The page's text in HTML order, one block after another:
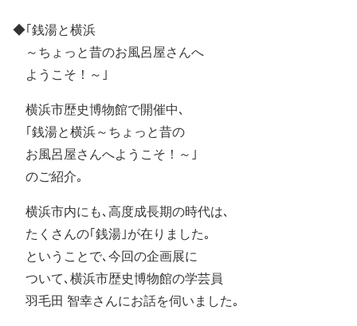
◆｢銭湯と横浜
～ちょっと昔のお風呂屋さんへ
ようこそ！～｣
横浜市歴史博物館で開催中､
｢銭湯と横浜～ちょっと昔の
お風呂屋さんへようこそ！～｣
のご紹介｡
横浜市内にも､高度成長期の時代は､
たくさんの｢銭湯｣が在りました｡
ということで､今回の企画展に
ついて､横浜市歴史博物館の学芸員
羽毛田 智幸さんにお話を伺いました｡